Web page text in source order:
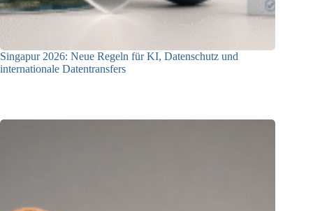
Singapur 2026: Neue Regeln für KI, Datenschutz und
internationale Datentransfers